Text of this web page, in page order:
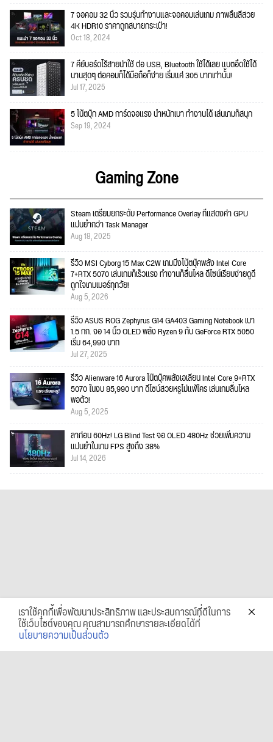
7 จอคอม 32 นิ้ว รวมรุ่นทำงานและจอคอมเล่นเกม ภาพลื่นสีสวย
4K HDR10 ราคาถูกสบายกระเป๋า!
Oct 18, 2024
7 คีย์บอร์ดไร้สายน่าใช้ ต่อ USB, Bluetooth ใช้ได้เลย แบตอึดใช้ได้
นานสุดๆ ต่อคอมก็ได้มือถือก็ง่าย เริ่มแค่ 305 บาทเท่านั้น!
Jul 17, 2025
5 โน้ตบุ๊ก AMD การ์ดจอแรง น้ำหนักเบา ทำงานได้ เล่นเกมก็สนุก
Sep 19, 2024
Gaming Zone
Steam เตรียมยกระดับ Performance Overlay ที่แสดงค่า GPU
แม่นยำกว่า Task Manager
Aug 18, 2025
รีวิว MSI Cyborg 15 Max C2W เกมมิ่งโน้ตบุ๊คพลัง Intel Core
7+RTX 5070 เล่นเกมก็เร็วแรง ทำงานก็ลื่นไหล ดีไซน์เรียบง่ายดูดี
ถูกใจเกมเมอร์ทุกวัย!
Aug 5, 2026
รีวิว ASUS ROG Zephyrus G14 GA403 Gaming Notebook เบา
1.5 กก. จอ 14 นิ้ว OLED พลัง Ryzen 9 กับ GeForce RTX 5050
เริ่ม 64,990 บาท
Jul 27, 2025
รีวิว Alienware 16 Aurora โน๊ตบุ๊คพลังเอเลี่ยน Intel Core 9+RTX
5070 ในงบ 85,990 บาท ดีไซน์สวยหรูไม่แพ้ใคร เล่นเกมลื่นไหล
พอตัว!
Aug 5, 2025
ลาก่อน 60Hz! LG Blind Test จอ OLED 480Hz ช่วยเพิ่มความ
แม่นยำในเกม FPS สูงถึง 38%
Jul 14, 2026
เราใช้คุกกี้เพื่อพัฒนาประสิทธิภาพ และประสบการณ์ที่ดีในการ
ใช้เว็บไซต์ของคุณ คุณสามารถศึกษารายละเอียดได้ที่
นโยบายความเป็นส่วนตัว